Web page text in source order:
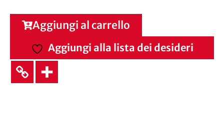
Aggiungi al carrello
Aggiungi alla lista dei desideri